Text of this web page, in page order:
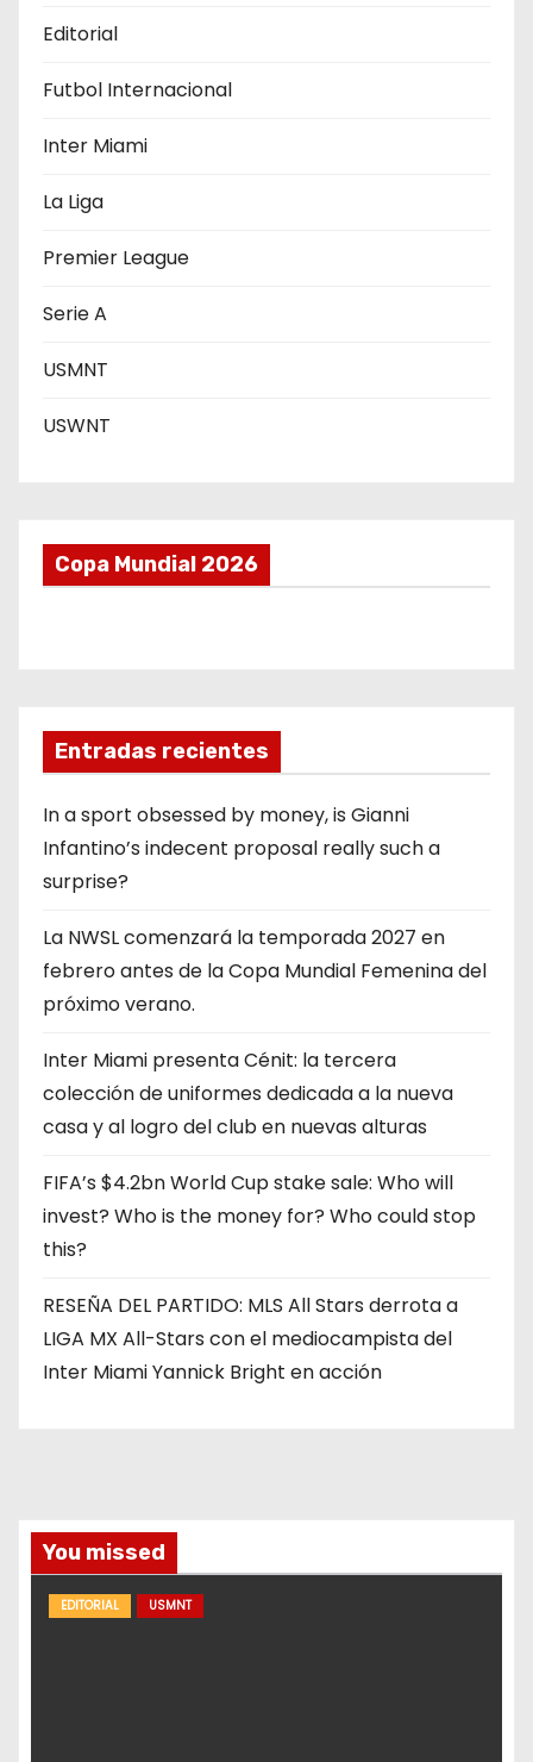
r
a
d
a
s
Editorial
Futbol Internacional
Inter Miami
La Liga
Premier League
Serie A
USMNT
USWNT
Copa Mundial 2026
Entradas recientes
In a sport obsessed by money, is Gianni
Infantino’s indecent proposal really such a
surprise?
La NWSL comenzará la temporada 2027 en
febrero antes de la Copa Mundial Femenina del
próximo verano.
Inter Miami presenta Cénit: la tercera
colección de uniformes dedicada a la nueva
casa y al logro del club en nuevas alturas
FIFA’s $4.2bn World Cup stake sale: Who will
invest? Who is the money for? Who could stop
this?
RESEÑA DEL PARTIDO: MLS All Stars derrota a
LIGA MX All-Stars con el mediocampista del
Inter Miami Yannick Bright en acción
You missed
EDITORIAL USMNT